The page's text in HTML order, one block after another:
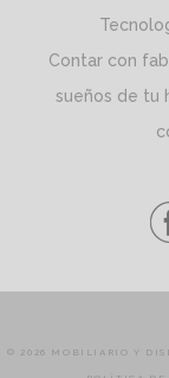
Contar con
sueños de tu
© 2026 MOBILIARIO Y